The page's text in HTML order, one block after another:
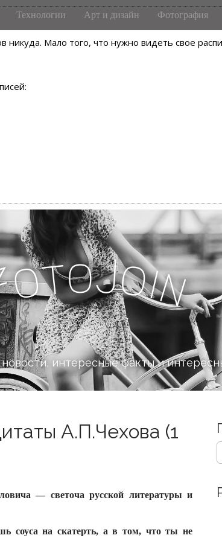
никуда. Мало того, что нужно видеть свое
Технологии Арт и дизайн Фотография
otoJoi
n
интересные факты и
А.П.Чехова (1
— светоча русской литературы и
соуса на скатерть, а в том, что ты не
S
e
c